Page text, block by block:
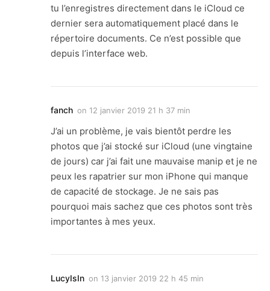
tu l’enregistres directement dans le iCloud ce
dernier sera automatiquement placé dans le
répertoire documents. Ce n’est possible que
depuis l’interface web.
fanch on 12 janvier 2019 21 h 37 min
J’ai un problème, je vais bientôt perdre les
photos que j’ai stocké sur iCloud (une vingtaine
de jours) car j’ai fait une mauvaise manip et je ne
peux les rapatrier sur mon iPhone qui manque
de capacité de stockage. Je ne sais pas
pourquoi mais sachez que ces photos sont très
importantes à mes yeux.
LucyIsIn on 13 janvier 2019 22 h 45 min